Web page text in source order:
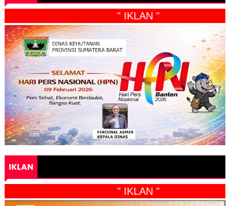
" IKLAN "
IKLAN
" IKLAN "